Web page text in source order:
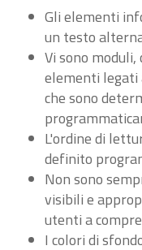
Gli elementi
un testo
Vi sono
elementi
che sono
L'ordine di
definito
Non sono
visibili e
utenti a
I colori di